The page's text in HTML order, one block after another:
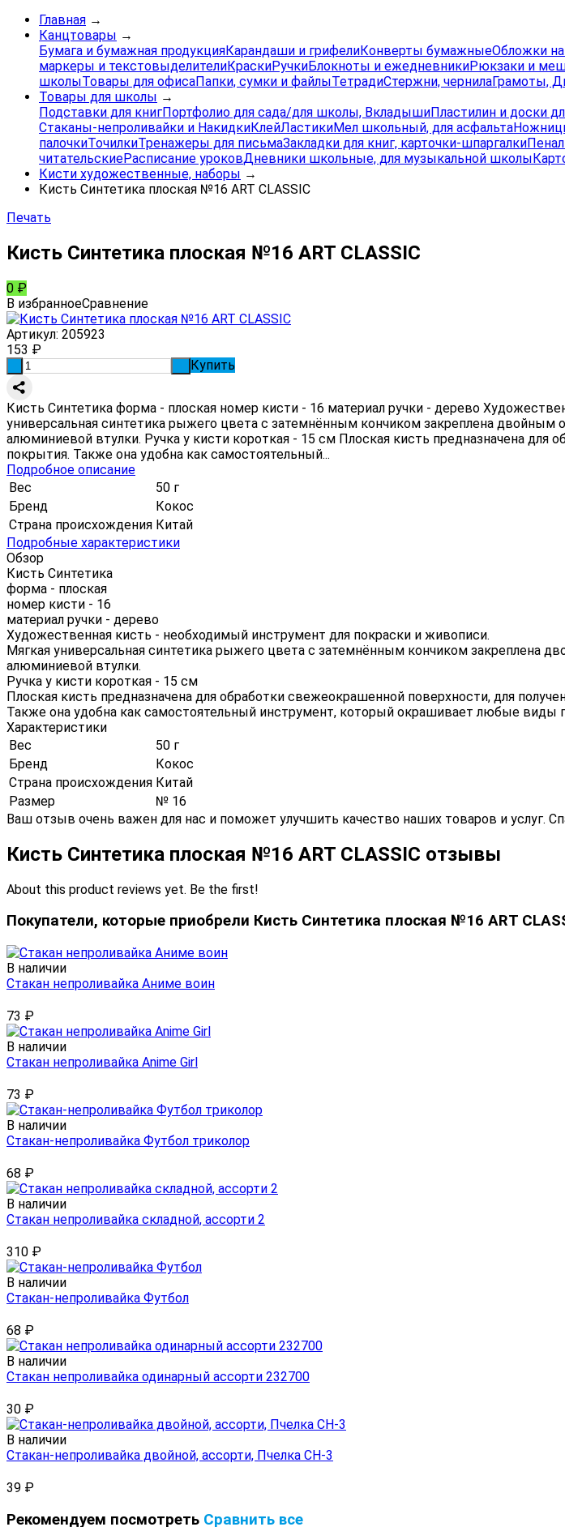
Главная →
Канцтовары →
Бумага и бумажная продукцияКарандаши и грифелиКонверты бумажныеОбложки на
маркеры и текстовыделителиКраскиРучкиБлокноты и ежедневникиРюкзаки и
школыТовары для офисаПапки, сумки и файлыТетрадиСтержни, чернилаГрамоты,
Товары для школы →
Подставки для книгПортфолио для сада/для школы, ВкладышиПластилин и доски
Стаканы-непроливайки и НакидкиКлейЛастикиМел школьный, для асфальта
палочкиТочилкиТренажеры для письмаЗакладки для книг, карточки-шпаргалки
читательскиеРасписание уроковДневники школьные, для музыкальной школы
Кисти художественные, наборы →
Кисть Синтетика плоская №16 ART CLASSIC
Печать
Кисть Синтетика плоская №16 ART CLASSIC
0 ₽
В избранноеСравнение
Артикул: 205923
153 ₽
Купить
Кисть Синтетика форма - плоская номер кисти - 16 материал ручки - дерево
универсальная синтетика рыжего цвета с затемнённым кончиком закреплена
алюминиевой втулки. Ручка у кисти короткая - 15 см Плоская кисть предназначена для
покрытия. Также она удобна как самостоятельный...
Подробное описание
Вес
50 г
Бренд
Кокос
Страна происхождения Китай
Подробные характеристики
Обзор
Кисть Синтетика
форма - плоская
номер кисти - 16
материал ручки - дерево
Художественная кисть - необходимый инструмент для покраски и живописи.
Мягкая универсальная синтетика рыжего цвета с затемнённым кончиком закреплена
алюминиевой втулки.
Ручка у кисти короткая - 15 см
Плоская кисть предназначена для обработки свежеокрашенной поверхности, для
Также она удобна как самостоятельный инструмент, который окрашивает любые виды
Характеристики
Вес
50 г
Бренд
Кокос
Страна происхождения Китай
Размер
№ 16
Ваш отзыв очень важен для нас и поможет улучшить качество наших товаров и услуг.
Кисть Синтетика плоская №16 ART CLASSIC отзывы
About this product reviews yet. Be the first!
Покупатели, которые приобрели Кисть Синтетика плоская №16 ART
В наличии
Стакан непроливайка Аниме воин
73 ₽
В наличии
Стакан непроливайка Anime Girl
73 ₽
В наличии
Стакан-непроливайка Футбол триколор
68 ₽
В наличии
Стакан непроливайка складной, ассорти 2
310 ₽
В наличии
Стакан-непроливайка Футбол
68 ₽
В наличии
Стакан непроливайка одинарный ассорти 232700
30 ₽
В наличии
Стакан-непроливайка двойной, ассорти, Пчелка СН-3
39 ₽
Рекомендуем посмотреть Сравнить все